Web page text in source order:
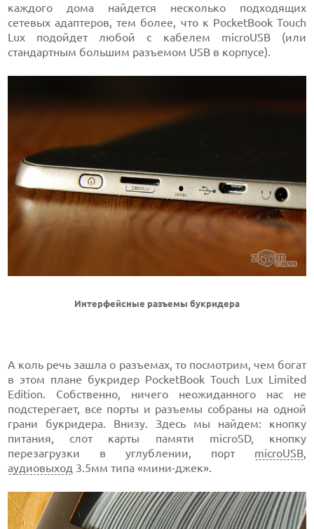
каждого дома найдется несколько подходящих
сетевых адаптеров, тем более, что к PocketBook Touch
Lux подойдет любой с кабелем microUSB (или
стандартным большим разъемом USB в корпусе).
Интерфейсные разъемы букридера
А коль речь зашла о разъемах, то посмотрим, чем богат
в этом плане букридер PocketBook Touch Lux Limited
Edition. Собственно, ничего неожиданного нас не
подстерегает, все порты и разъемы собраны на одной
грани букридера. Внизу. Здесь мы найдем: кнопку
питания, слот карты памяти microSD, кнопку
перезагрузки в углублении, порт microUSB,
аудиовыход 3.5мм типа «мини-джек».